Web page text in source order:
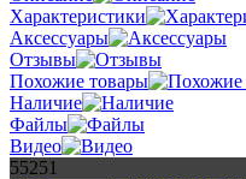
Характеристики
Аксессуары
Отзывы
Похожие товары
Наличие
Файлы
Видео
55251